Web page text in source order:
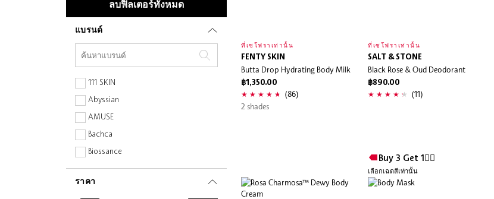
ลบฟิลเตอร์ทัั้งหมด
แบรนด์
111 SKIN
Abyssian
AMUSE
Bachca
Biossance
Caudalie
Daily Habits
ราคา
ที่เซโฟราเท่านั้น
FENTY SKIN
Butta Drop Hydrating Body Milk
฿1,350.00
(86)
2 shades
ที่เซโฟราเท่านั้น
SALT & STONE
Black Rose & Oud Deodorant
฿890.00
(11)
Buy 3 Get 1❤️‍🔥
เลือกเฉดสีเท่านั้น